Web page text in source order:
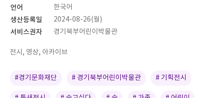
언어 한국어
생산등록일 2024-08-26(월)
서비스권자 경기북부어린이박물관
전시, 영상, 아카이브
#경기문화재단 # 경기북부어린이박물관 # 기획전시